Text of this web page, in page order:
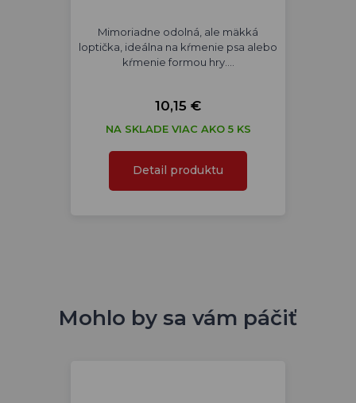
Mimoriadne odolná, ale mäkká
loptička, ideálna na kŕmenie psa alebo
kŕmenie formou hry.…
10,15 €
NA SKLADE VIAC AKO 5 KS
Detail produktu
Mohlo by sa vám páčiť